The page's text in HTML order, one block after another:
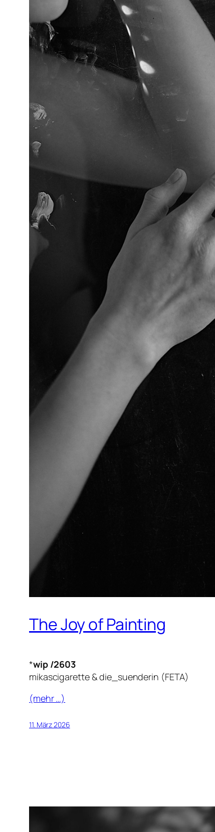
The Joy of Painting
*wip /2603
mikascigarette & die_suenderin (FETA)
(mehr …)
11. März 2026